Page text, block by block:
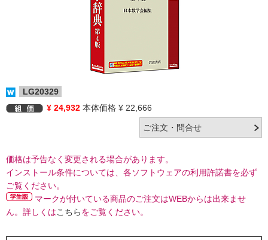
LG20329
¥ 24,932 本体価格 ¥ 22,666
価格は予告なく変更される場合があります。
インストール条件については、各ソフトウェアの利用許諾書を必ず
ご覧ください。
マークが付いている商品のご注文はWEBからは出来ませ
ん。詳しくはこちらをご覧ください。